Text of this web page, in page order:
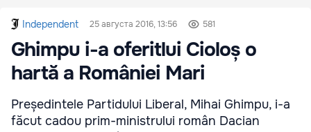
Independent 25 августа 2016, 13:56 581
Ghimpu i-a oferitlui Cioloș o
hartă a României Mari
Președintele Partidului Liberal, Mihai Ghimpu, i-a
făcut cadou prim-ministrului român Dacian